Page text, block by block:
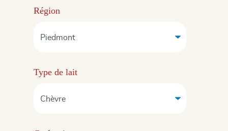
Région
Type de lait